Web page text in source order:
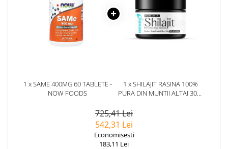
1 x SAME 400MG 60 TABLETE -
NOW FOODS
1 x SHILAJIT RASINA 100%
PURA DIN MUNTII ALTAI 30G.
725,41 Lei
542,31 Lei
Economisesti
183,11 Lei